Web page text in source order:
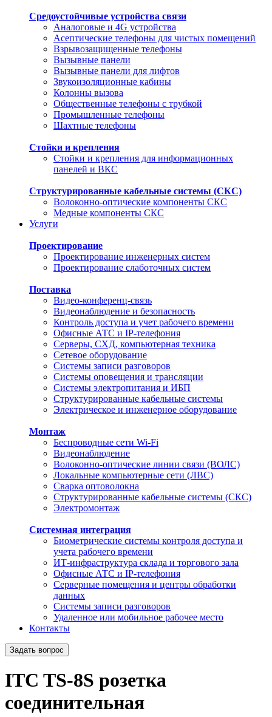
Средоустойчивые устройства связи
Аналоговые и 4G устройства
Асептические телефоны для чистых помещений
Взрывозащищенные телефоны
Вызывные панели
Вызывные панели для лифтов
Звукоизоляционные кабины
Колонны вызова
Общественные телефоны с трубкой
Промышленные телефоны
Шахтные телефоны
Стойки и крепления
Стойки и крепления для информационных
панелей и ВКС
Структурированные кабельные системы (СКС)
Волоконно-оптические компоненты СКС
Медные компоненты СКС
Услуги
Проектирование
Проектирование инженерных систем
Проектирование слаботочных систем
Поставка
Видео-конференц-связь
Видеонаблюдение и безопасность
Контроль доступа и учет рабочего времени
Офисные АТС и IP-телефония
Серверы, СХД, компьютерная техника
Сетевое оборудование
Системы записи разговоров
Системы оповещения и трансляции
Системы электропитания и ИБП
Структурированные кабельные системы
Электрическое и инженерное оборудование
Монтаж
Беспроводные сети Wi-Fi
Видеонаблюдение
Волоконно-оптические линии связи (ВОЛС)
Локальные компьютерные сети (ЛВС)
Сварка оптоволокна
Структурированные кабельные системы (СКС)
Электромонтаж
Системная интеграция
Биометрические системы контроля доступа и
учета рабочего времени
ИТ-инфраструктура склада и торгового зала
Офисные АТС и IP-телефония
Серверные помещения и центры обработки
данных
Системы записи разговоров
Удаленное или мобильное рабочее место
Контакты
Задать вопрос
ITC TS-8S розетка
соединительная